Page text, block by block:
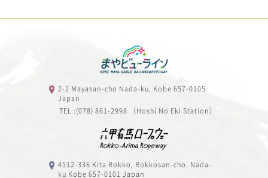
2-2 Mayasan-cho Nada-ku, Kobe 657-0105
Japan
TEL :(078) 861-2998 （Hoshi No Eki Station）
4512-336 Kita Rokko, Rokkosan-cho, Nada-
ku Kobe 657-0101 Japan